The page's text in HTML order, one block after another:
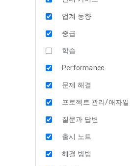
업계 동향
중급
학습
Performance
문제 해결
프로젝트 관리/애자일
질문과 답변
출시 노트
해결 방법